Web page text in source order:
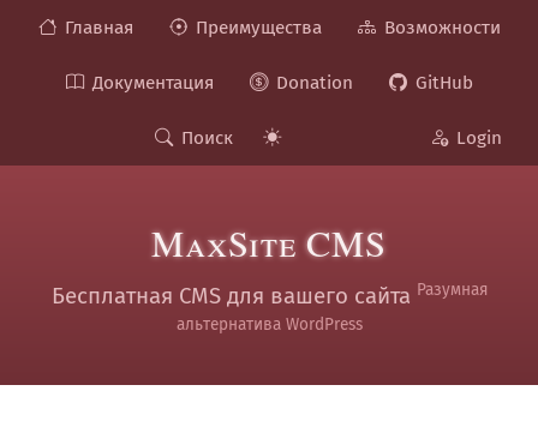
Главная Преимущества Возможности
Документация Donation GitHub
Поиск Login
MaxSite CMS
Бесплатная CMS для вашего сайта Разумная
альтернатива WordPress